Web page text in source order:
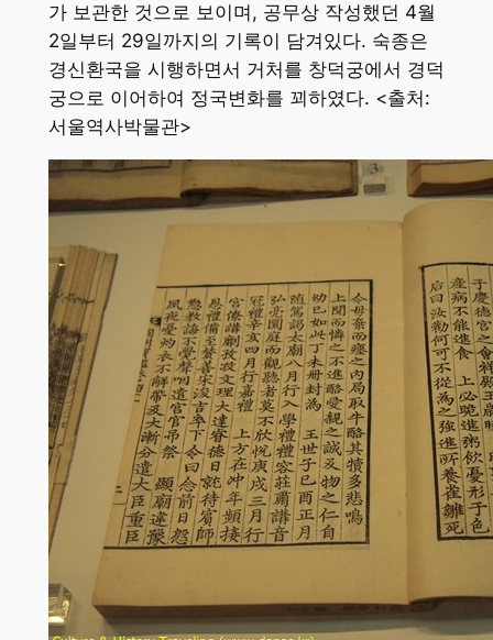
가 보관한 것으로 보이며, 공무상 작성했던 4월
2일부터 29일까지의 기록이 담겨있다. 숙종은
경신환국을 시행하면서 거처를 창덕궁에서 경덕
궁으로 이어하여 정국변화를 꾀하였다. <출처:
서울역사박물관>